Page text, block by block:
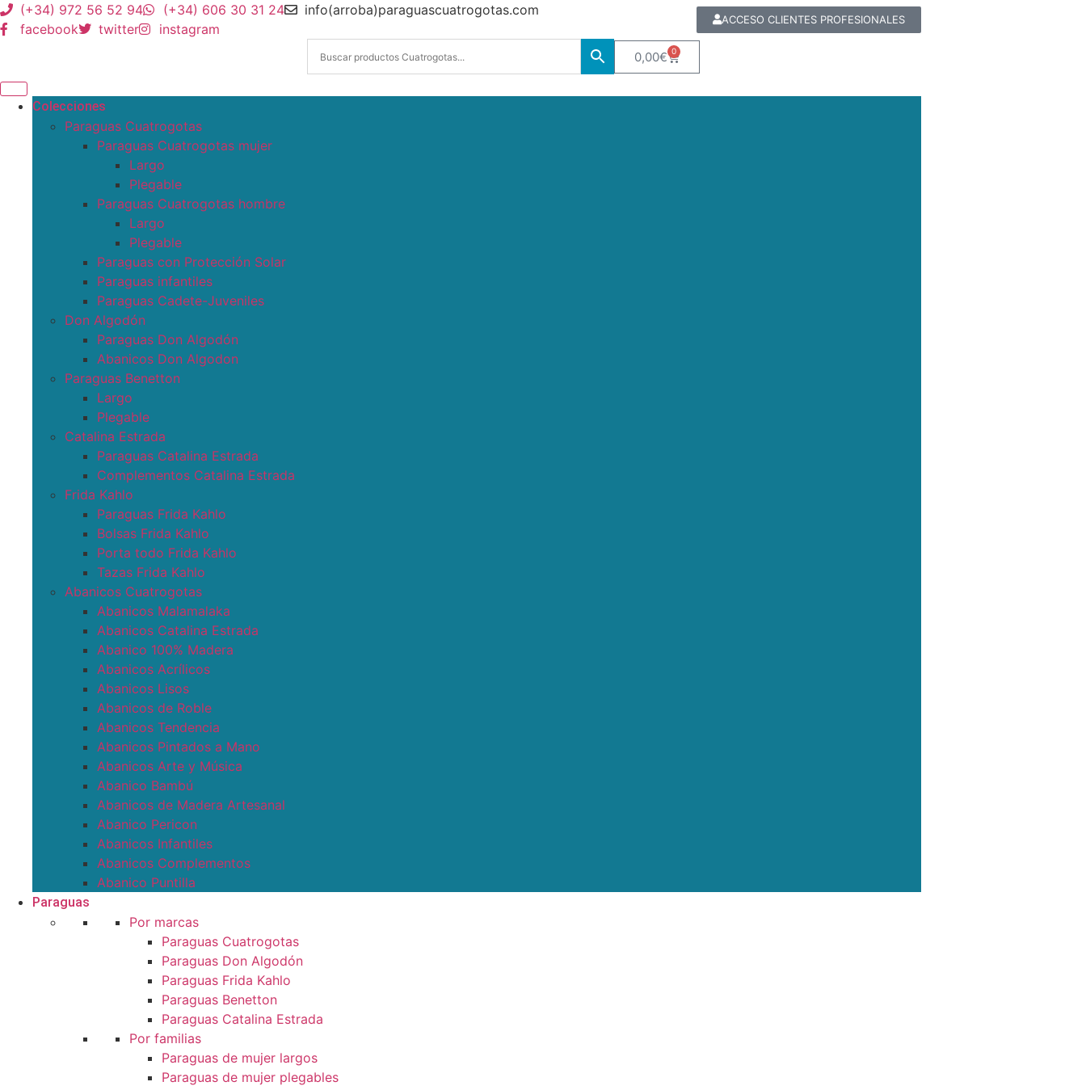
(+34) 972 56 52 94 (+34) 606 30 31 24
info(arroba)paraguascuatrogotas.com
facebook
twitter instagram
ACCESO CLIENTES PROFESIONALES
0,00€ 0
Colecciones
Paraguas Cuatrogotas
Paraguas Cuatrogotas mujer
Largo
Plegable
Paraguas Cuatrogotas hombre
Largo
Plegable
Paraguas con Protección Solar
Paraguas infantiles
Paraguas Cadete-Juveniles
Don Algodón
Paraguas Don Algodón
Abanicos Don Algodon
Paraguas Benetton
Largo
Plegable
Catalina Estrada
Paraguas Catalina Estrada
Complementos Catalina Estrada
Frida Kahlo
Paraguas Frida Kahlo
Bolsas Frida Kahlo
Porta todo Frida Kahlo
Tazas Frida Kahlo
Abanicos Cuatrogotas
Abanicos Malamalaka
Abanicos Catalina Estrada
Abanico 100% Madera
Abanicos Acrílicos
Abanicos Lisos
Abanicos de Roble
Abanicos Tendencia
Abanicos Pintados a Mano
Abanicos Arte y Música
Abanico Bambú
Abanicos de Madera Artesanal
Abanico Pericon
Abanicos Infantiles
Abanicos Complementos
Abanico Puntilla
Paraguas
Por marcas
Paraguas Cuatrogotas
Paraguas Don Algodón
Paraguas Frida Kahlo
Paraguas Benetton
Paraguas Catalina Estrada
Por familias
Paraguas de mujer largos
Paraguas de mujer plegables